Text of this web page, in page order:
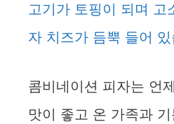
고기가 토핑이 되며 고
자 치즈가 듬뿍 들어
콤비네이션 피자는 언
맛이 좋고 온 가족과